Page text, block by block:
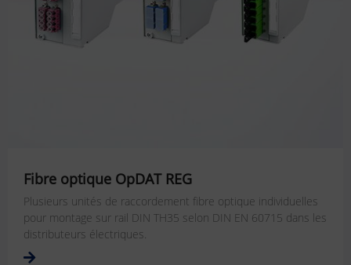
Fibre optique OpDAT REG
Plusieurs unités de raccordement fibre optique individuelles
pour montage sur rail DIN TH35 selon DIN EN 60715 dans les
distributeurs électriques.